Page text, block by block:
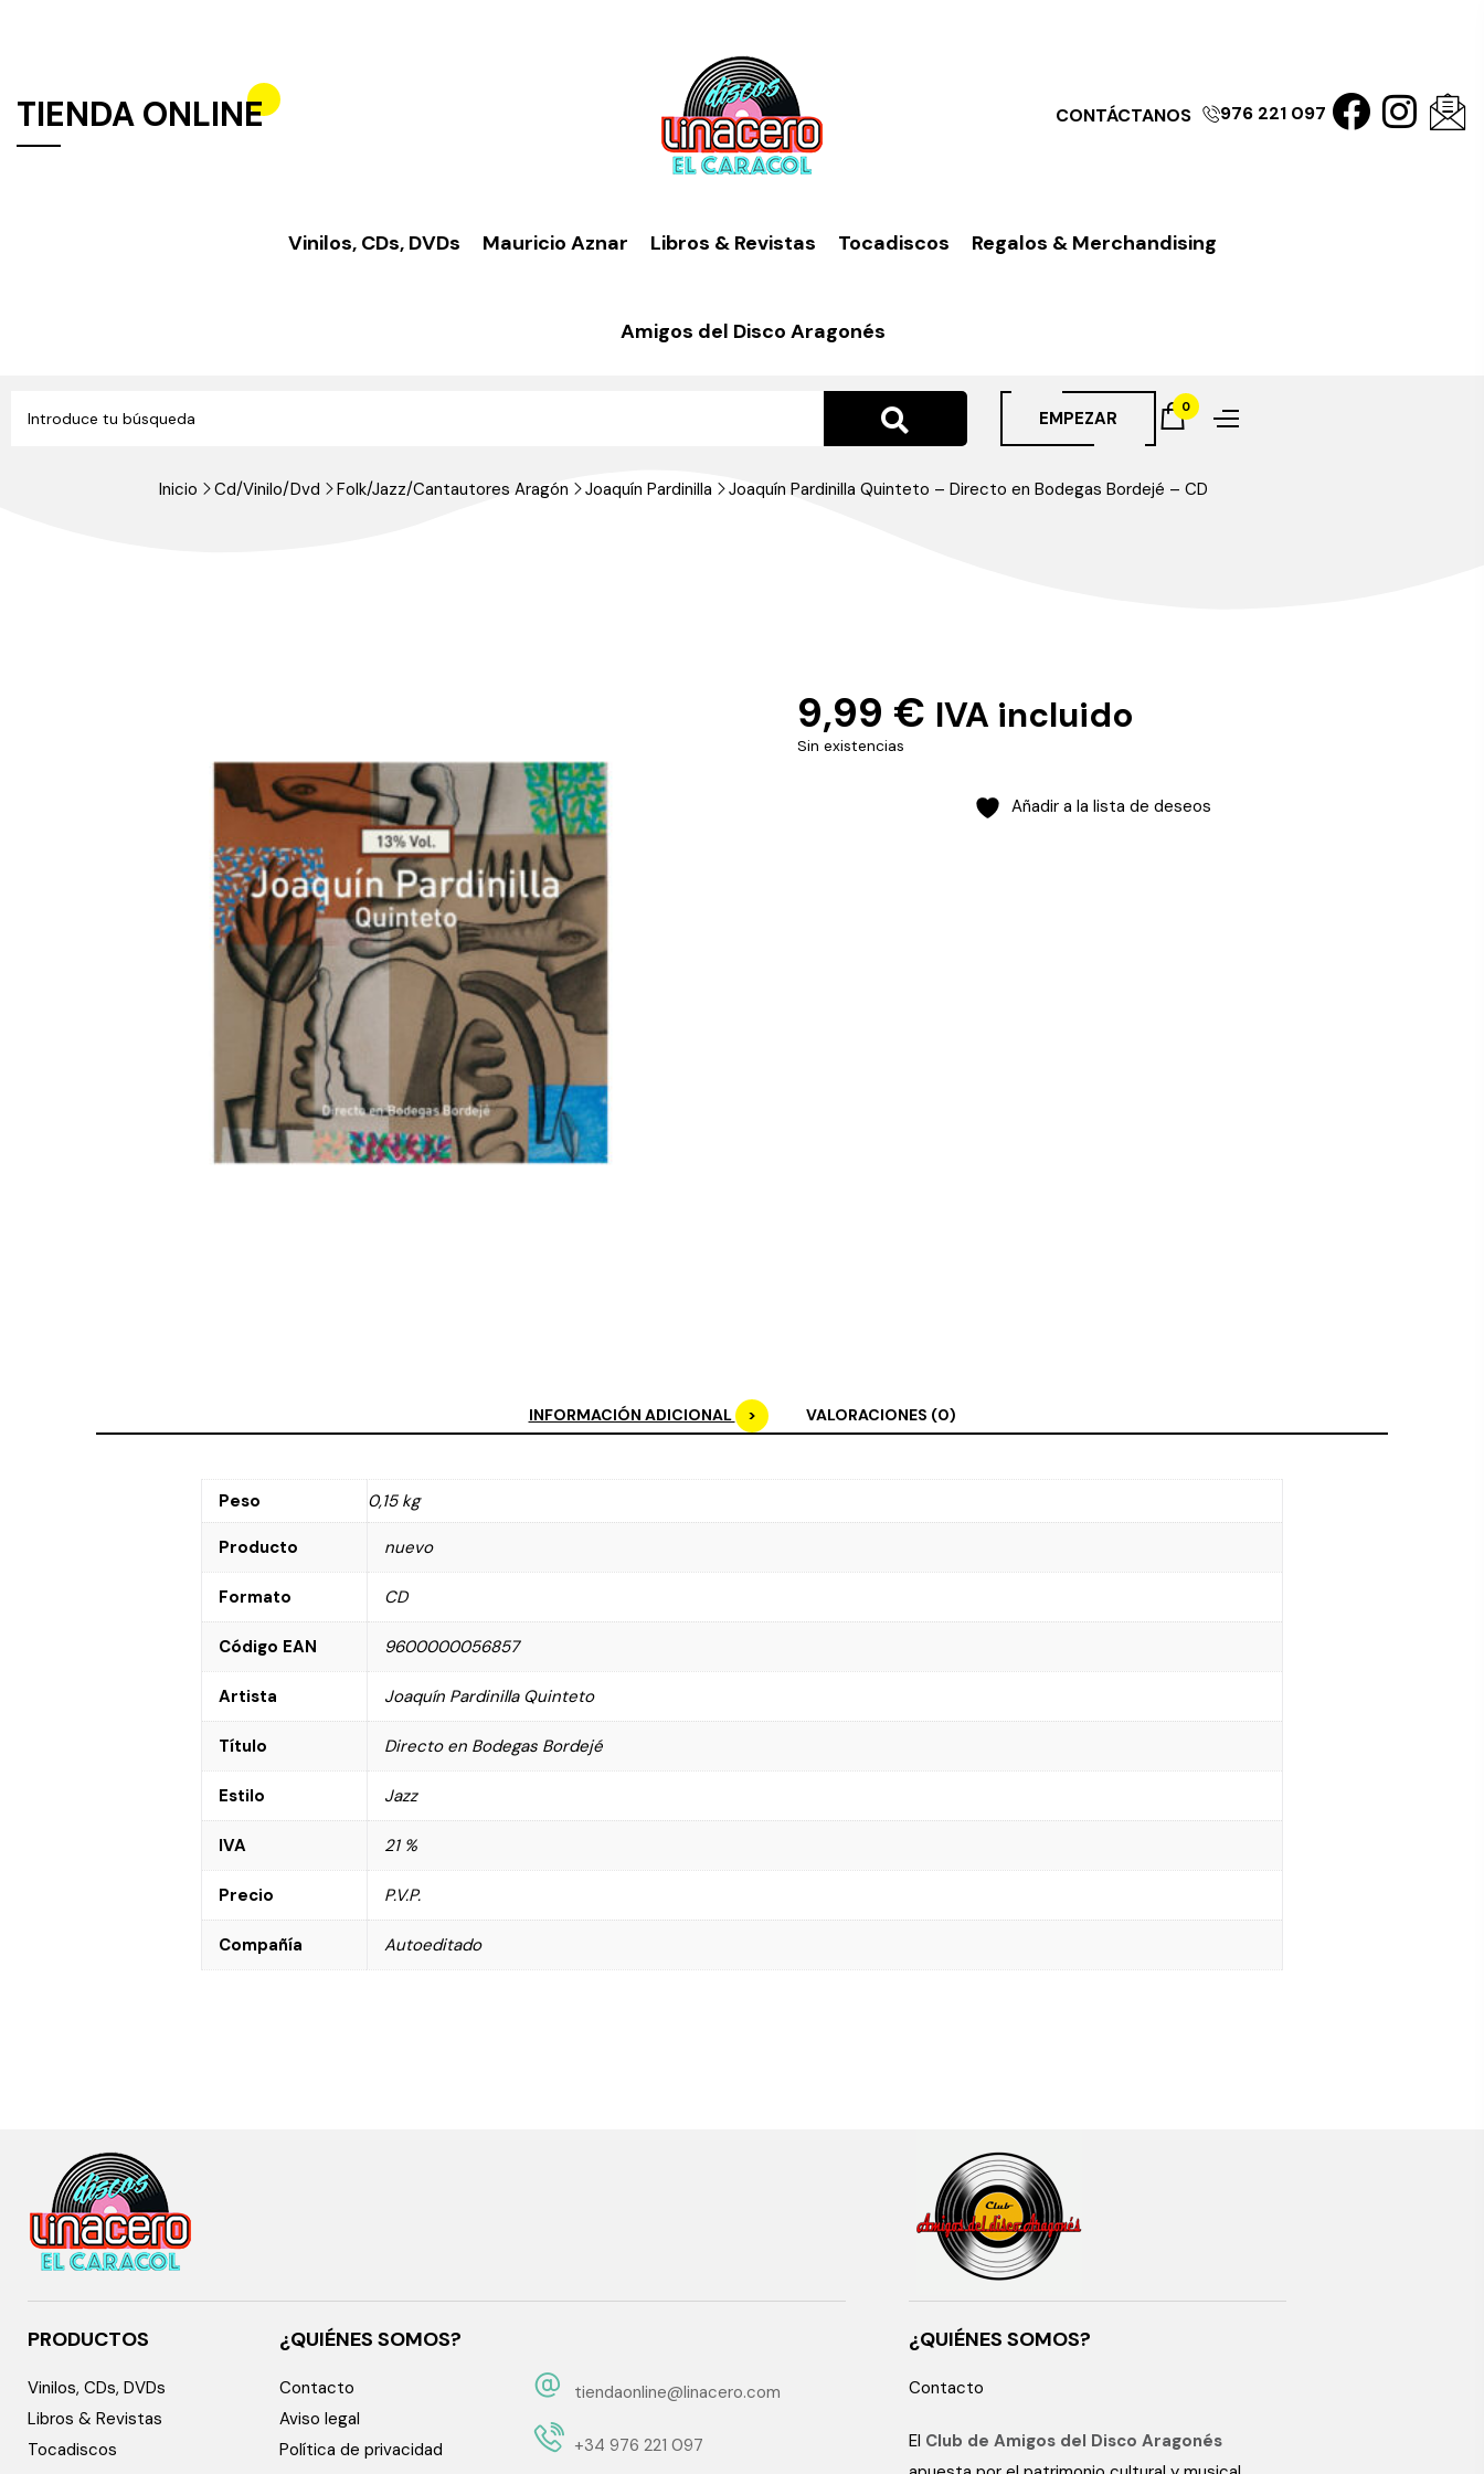
TIENDA ONLINE CONTÁCTANOS 976 221 097
Vinilos, CDs, DVDs Mauricio Aznar Libros & Revistas Tocadiscos Regalos & Merchandising
Amigos del Disco Aragonés
EMPEZAR
0
Inicio Cd/Vinilo/Dvd Folk/Jazz/Cantautores Aragón Joaquín Pardinilla Joaquín Pardinilla Quinteto – Directo en Bodegas Bordejé – CD
9,99 € IVA incluido
Sin existencias
Añadir a la lista de deseos
INFORMACIÓN ADICIONAL VALORACIONES (0)
Peso 0,15 kg
Producto nuevo
Formato CD
Código EAN 9600000056857
Artista Joaquín Pardinilla Quinteto
Título Directo en Bodegas Bordejé
Estilo Jazz
IVA 21 %
Precio P.V.P.
Compañía Autoeditado
PRODUCTOS
Vinilos, CDs, DVDs
Libros & Revistas
Tocadiscos
¿QUIÉNES SOMOS?
Contacto
Aviso legal
Política de privacidad
tiendaonline@linacero.com
+34 976 221 097
¿QUIÉNES SOMOS?
Contacto
El Club de Amigos del Disco Aragonés